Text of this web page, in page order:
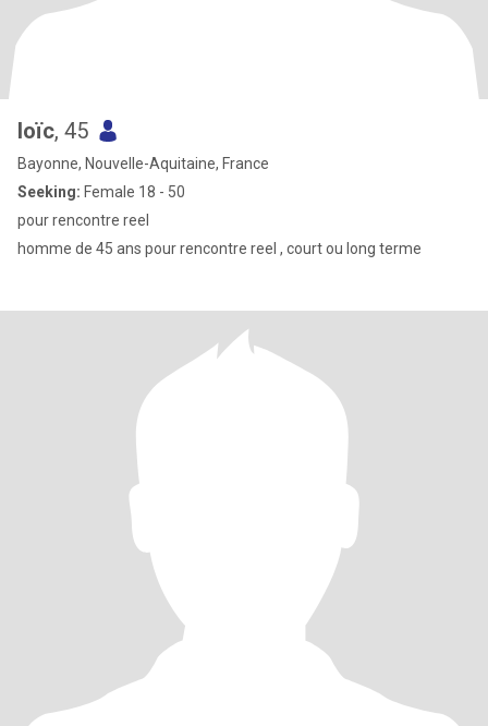
loïc, 45
Bayonne, Nouvelle-Aquitaine, France
Seeking: Female 18 - 50
pour rencontre reel
homme de 45 ans pour rencontre reel , court ou long terme